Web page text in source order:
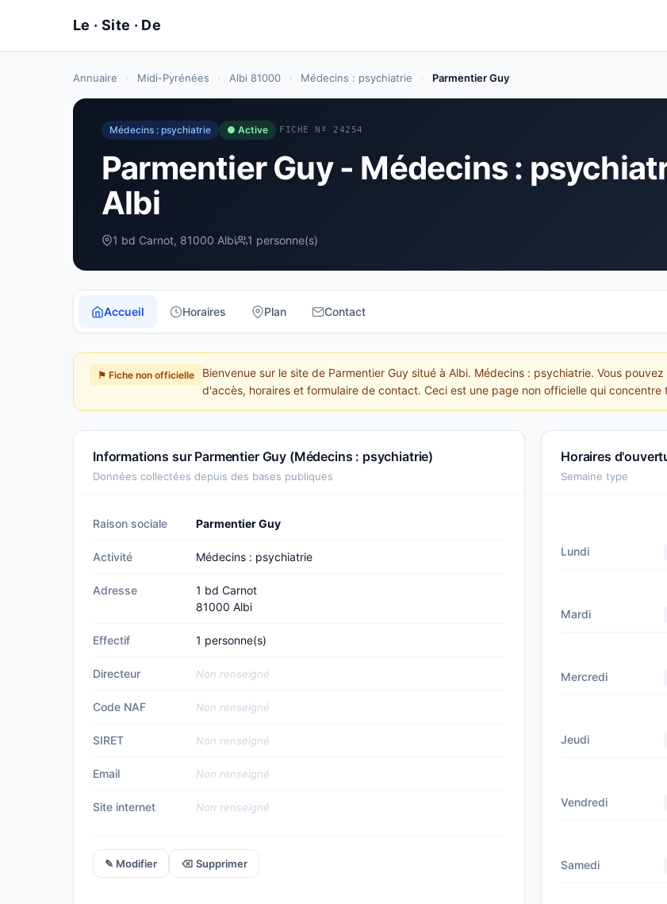
Annuaire › Midi-Pyrénées › Albi 81000 › Médecins : psychiatrie › Parmentier Guy
Médecins : psychiatrie ● Active FICHE Nº 24254
Parmentier Guy - Médecins :
Albi
1 bd Carnot, 81000 Albi 1 personne(s)
Accueil Horaires Plan Contact
⚑ Fiche non officielle
Bienvenue sur le site de Parmentier Guy situé à Albi. Médecins : psychiatrie. Vous
d'accès, horaires et formulaire de contact. Ceci est une page non officielle qui concentre
Informations sur Parmentier Guy (Médecins : psychiatrie)
Données collectées depuis des bases publiques
Raison sociale Parmentier Guy
Activité Médecins : psychiatrie
Adresse
1 bd Carnot
81000 Albi
Effectif 1 personne(s)
Directeur Non renseigné
Code NAF Non renseigné
SIRET Non renseigné
Email Non renseigné
Site internet Non renseigné
✎ Modifier ⌫ Supprimer
Horaires
Semaine type
Lundi
Mardi
Mercredi
Jeudi
Vendredi
Samedi